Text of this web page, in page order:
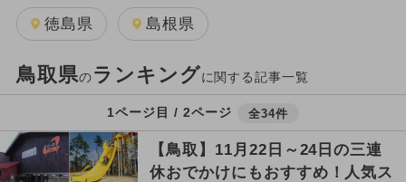
徳島県 島根県
鳥取県のランキングに関する記事一覧
1ページ目 / 2ページ 全34件
【鳥取】11月22日～24日の三連
休おでかけにもおすすめ！人気ス